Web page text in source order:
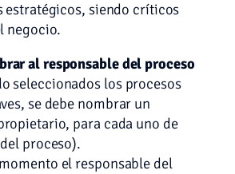
estratégicos, siendo críticos
negocio.
al responsable del proceso
seleccionados los procesos
se debe nombrar un
para cada uno de
proceso).
el responsable del